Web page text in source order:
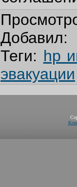
Добавил:
Теги: hp
эвакуации